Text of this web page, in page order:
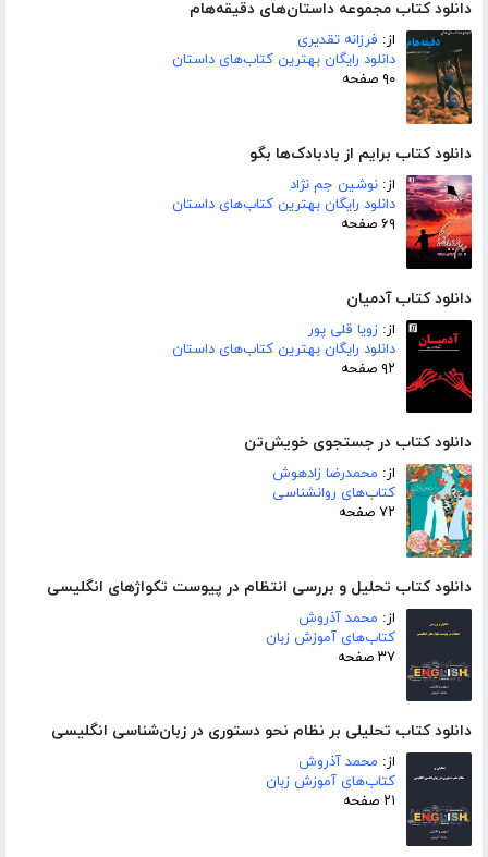
دانلود کتاب مجموعه داستان‌های دقیقه‌هام
از: فرزانه تقدیری
دانلود رایگان بهترین کتاب‌های داستان
۹۰ صفحه
دانلود کتاب برایم از بادبادک‌ها بگو
از: نوشین جم نژاد
دانلود رایگان بهترین کتاب‌های داستان
۶۹ صفحه
دانلود کتاب آدمیان
از: زویا قلی پور
دانلود رایگان بهترین کتاب‌های داستان
۹۲ صفحه
دانلود کتاب در جستجوی خویش‌تن
از: محمدرضا زادهوش
کتاب‌های روانشناسی
۷۲ صفحه
دانلود کتاب تحلیل و بررسی انتظام در پیوست تکواژهای انگلیسی
از: محمد آذروش
کتاب‌های آموزش زبان
۳۷ صفحه
دانلود کتاب تحلیلی بر نظام نحو دستوری در زبان‌شناسی انگلیسی
از: محمد آذروش
کتاب‌های آموزش زبان
۲۱ صفحه